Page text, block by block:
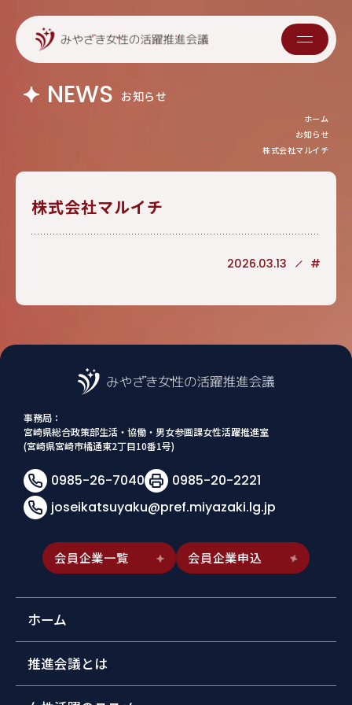
NEWS お知らせ
ホーム
お知らせ
株式会社マルイチ
株式会社マルイチ
2026.03.13 #
事務局：
宮崎県総合政策部生活・協働・男女参画課女性活躍推進室
(宮崎県宮崎市橘通東2丁目10番1号)
0985-26-7040
0985-20-2221
joseikatsuyaku@pref.miyazaki.lg.jp
会員企業一覧 会員企業申込
ホーム
推進会議とは